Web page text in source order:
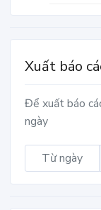
Xuất báo
Để xuất báo
ngày